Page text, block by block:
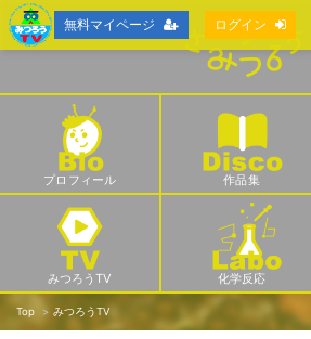
プロフィール 作品集
みつろうTV 化学反応
Top みつろうTV
無料マイページ ログイン